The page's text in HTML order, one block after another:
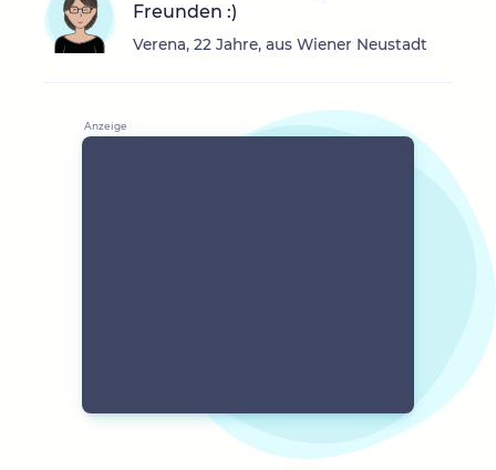
Freunden :)
Verena, 22 Jahre, aus Wiener Neustadt